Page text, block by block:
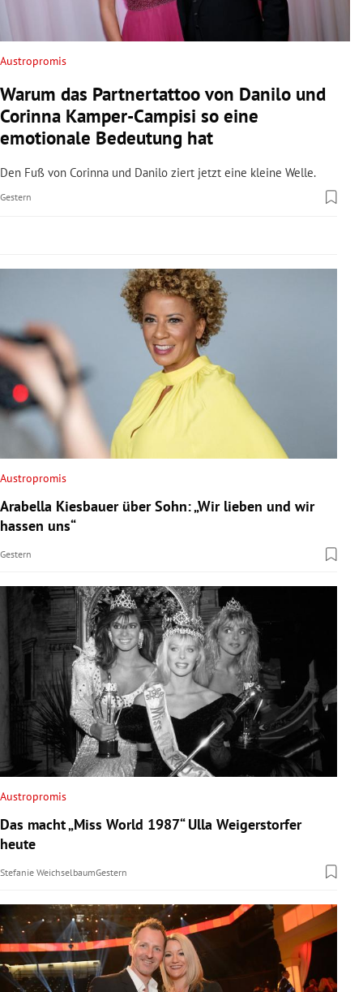
Untermenü
Untermenü
Untermenü
Untermenü
Untermenü
Austropromis
Warum das Partnertattoo von Danilo und
Corinna Kamper-Campisi so eine
emotionale Bedeutung hat
Den Fuß von Corinna und Danilo ziert jetzt eine kleine Welle.
Gestern
Austropromis
Arabella Kiesbauer über Sohn: „Wir lieben und wir
hassen uns“
Gestern
Austropromis
Das macht „Miss World 1987“ Ulla Weigerstorfer
heute
Stefanie WeichselbaumGestern